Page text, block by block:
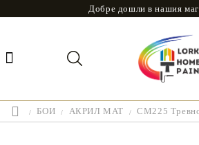
Добре дошли в нашия
БОИ АКРИЛ МАТ CM225